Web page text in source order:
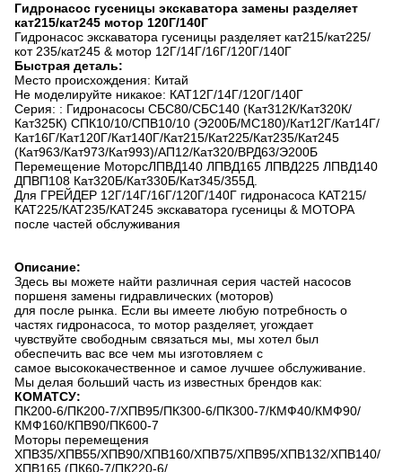
Гидронасос гусеницы экскаватора замены разделяет
кат215/кат245 мотор 120Г/140Г
Гидронасос экскаватора гусеницы разделяет кат215/кат225/
кот 235/кат245 & мотор 12Г/14Г/16Г/120Г/140Г
Быстрая деталь:
Место происхождения: Китай
Не моделируйте никакое: КАТ12Г/14Г/120Г/140Г
Серия: : Гидронасосы СБС80/СБС140 (Кат312К/Кат320К/
Кат325К) СПК10/10/СПВ10/10 (Э200Б/МС180)/Кат12Г/Кат14Г/
Кат16Г/Кат120Г/Кат140Г/Кат215/Кат225/Кат235/Кат245
(Кат963/Кат973/Кат993)/АП12/Кат320/ВРД63/Э200Б
Перемещение МоторсЛПВД140 ЛПВД165 ЛПВД225 ЛПВД140
ДПВП108 Кат320Б/Кат330Б/Кат345/355Д.
Для ГРЕЙДЕР 12Г/14Г/16Г/120Г/140Г гидронасоса КАТ215/
КАТ225/КАТ235/КАТ245 экскаватора гусеницы & МОТОРА
после частей обслуживания
Описание:
Здесь вы можете найти различная серия частей насосов
поршеня замены гидравлических (моторов)
для после рынка. Если вы имеете любую потребность о
частях гидронасоса, то мотор разделяет, угождает
чувствуйте свободным связаться мы, мы хотел был
обеспечить вас все чем мы изготовляем с
самое высококачественное и самое лучшее обслуживание.
Мы делая больший часть из известных брендов как:
КОМАТСУ:
ПК200-6/ПК200-7/ХПВ95/ПК300-6/ПК300-7/КМФ40/КМФ90/
КМФ160/КПВ90/ПК600-7
Моторы перемещения
ХПВ35/ХПВ55/ХПВ90/ХПВ160/ХПВ75/ХПВ95/ХПВ132/ХПВ140/
ХПВ165 (ПК60-7/ПК220-6/